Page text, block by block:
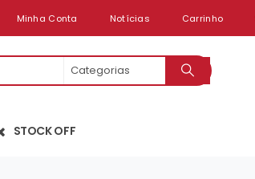
Minha Conta Notícias Carrinho
STOCK OFF